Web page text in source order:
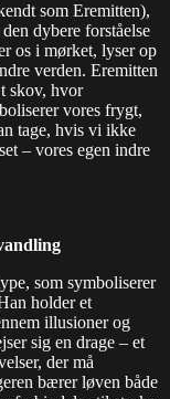
som Eremitten),
dybere forståelse
os i mørket, lyser op
verden. Eremitten
skov, hvor
vores frygt,
tage, hvis vi ikke
– vores egen indre
som symboliserer
holder et
illusioner og
sig en drage – et
der må
bærer løven både